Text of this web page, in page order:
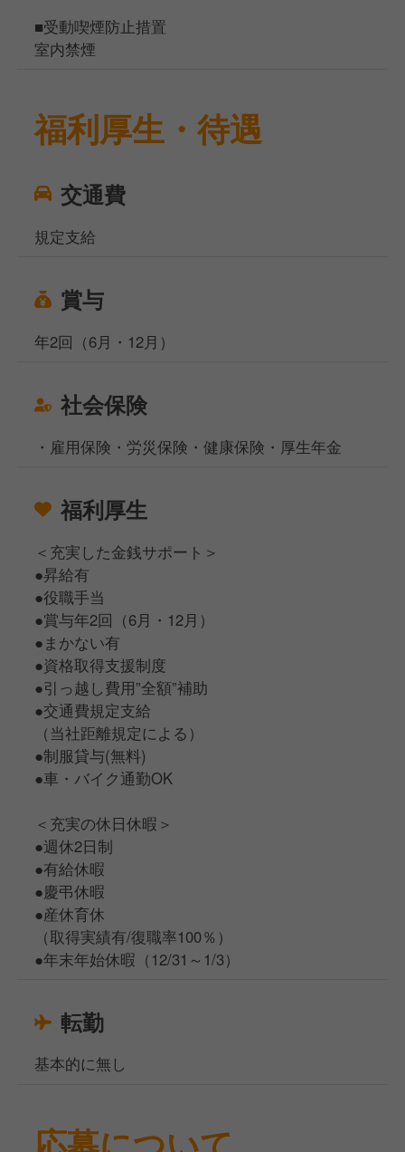
■受動喫煙防止措置
室内禁煙
福利厚生・待遇
交通費
規定支給
賞与
年2回（6月・12月）
社会保険
・雇用保険・労災保険・健康保険・厚生年金
福利厚生
＜充実した金銭サポート＞
●昇給有
●役職手当
●賞与年2回（6月・12月）
●まかない有
●資格取得支援制度
●引っ越し費用”全額”補助
●交通費規定支給
（当社距離規定による）
●制服貸与(無料)
●車・バイク通勤OK
＜充実の休日休暇＞
●週休2日制
●有給休暇
●慶弔休暇
●産休育休
（取得実績有/復職率100％）
●年末年始休暇（12/31～1/3）
転勤
基本的に無し